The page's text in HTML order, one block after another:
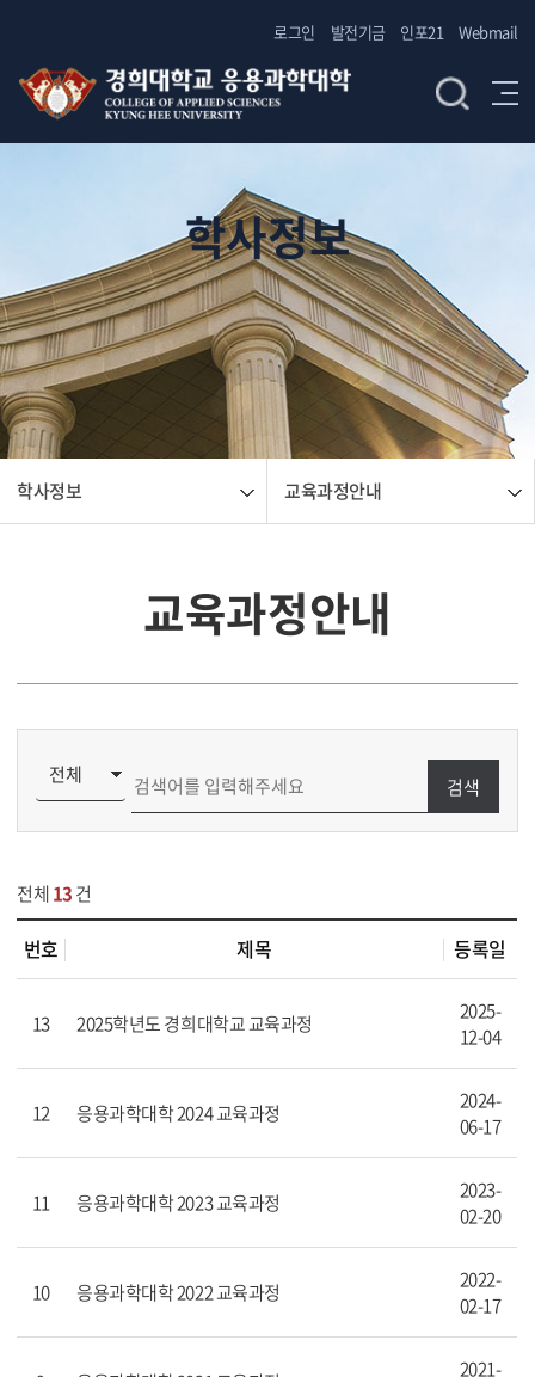
로그인 발전기금 인포21 Webmail
학사정보
학사정보 교육과정안내
교육과정안내
검색
전체13건
번호 제목 등록일
13 2025학년도 경희대학교 교육과정
2025-
12-04
12 응용과학대학 2024 교육과정
2024-
06-17
11 응용과학대학 2023 교육과정
2023-
02-20
10 응용과학대학 2022 교육과정
2022-
02-17
2021-